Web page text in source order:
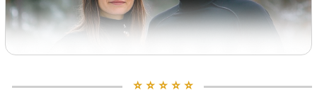
⭐️ ⭐️ ⭐️ ⭐️ ⭐️